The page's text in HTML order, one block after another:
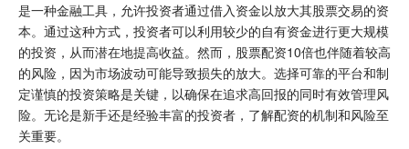
是一种金融工具，允许投资者通过借入资金以放大其股票交易的资
本。通过这种方式，投资者可以利用较少的自有资金进行更大规模
的投资，从而潜在地提高收益。然而，股票配资10倍也伴随着较高
的风险，因为市场波动可能导致损失的放大。选择可靠的平台和制
定谨慎的投资策略是关键，以确保在追求高回报的同时有效管理风
险。无论是新手还是经验丰富的投资者，了解配资的机制和风险至
关重要。